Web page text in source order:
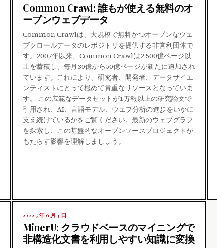
Common Crawl: 誰もが使える無料のオ
ープンウェブデータ
Common Crawlは、大規模で無料かつオープンなウェ
ブクロールデータのレポジトリを提供する非営利団体で
す。2007年以来、Common Crawlは2,500億ページ以
上を蓄積し、毎月30億から50億ページが新たに追加され
ています。これにより、研究者、開発者、データサイエ
ンティストにとって極めて貴重なリソースとなっていま
す。 この広範なデータセットが1万報以上の研究論文で
引用され、AI、言語モデル、ウェブ分析の進歩をいかに
支え続けているかをご覧ください。最新のウェブグラフ
を探索し、この基盤的なオープンソースプロジェクトが
もたらす影響を理解しましょう。
2025年6月3日
MinerU: クラウドベースのマイニングで
非構造化文書を利用しやすい知識に変換